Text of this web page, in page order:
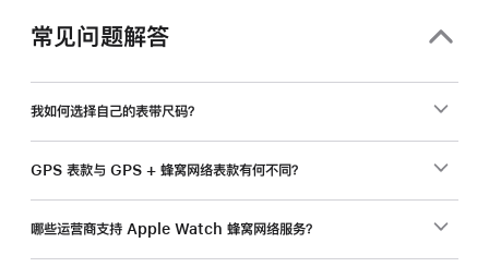
常见问题解答
我如何选择自己的表带尺码？
GPS 表款与 GPS + 蜂窝网络表款有何不同？
哪些运营商支持 Apple Watch 蜂窝网络服务？